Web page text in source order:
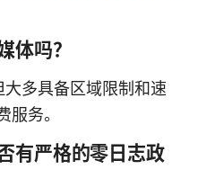
体吗？
多具备区域限制和速
服务。
有严格的零日志政